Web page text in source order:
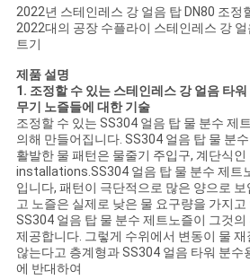
청
하
다
NEWS
사
이
2022년 스테인레스 강 얼음 탑 DN80 조정
2022대의 공장 수플라이 스테인레스 강 얼
트기
제품 설명
1. 조정할 수 있는 스테인레스 강 얼음 타
무기 노즐들에 대한 기술
조정할 수 있는 SS304얼음 탑 물 분수 제
의해 만들어집니다. SS304 얼음 탑 물 분
활발한 물 패턴은 물줄기 주입구, 계단식인
installations.SS304 얼음 탑 물 분수 제트
입니다, 패턴이 극단적으로 많은 양으로 보
고 노즐은 실제로 낮은 물 요구량을 가지
SS304 얼음 탑 물 분수 제트노즐이 그것의
제공합니다. 그렇게 수위에서 변동이 물
않는다고 층계형과 SS304 얼음 타워 분수
에 반대하여